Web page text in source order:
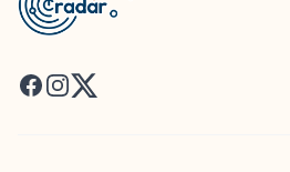
Facebook
Instagram
X